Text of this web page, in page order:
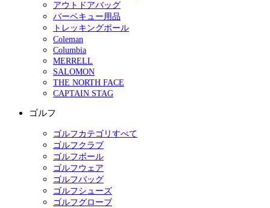
アウトドアバッグ
バーベキュー用品
トレッキングポール
Coleman
Columbia
MERRELL
SALOMON
THE NORTH FACE
CAPTAIN STAG
ゴルフ
ゴルフカテゴリすべて
ゴルフクラブ
ゴルフボール
ゴルフウェア
ゴルフバッグ
ゴルフシューズ
ゴルフグローブ